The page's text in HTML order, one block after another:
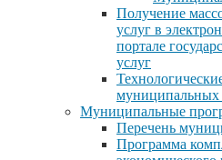
Получение
услуг в
портале
услуг
муниципальных
Муниципальные
Перечень
Программа